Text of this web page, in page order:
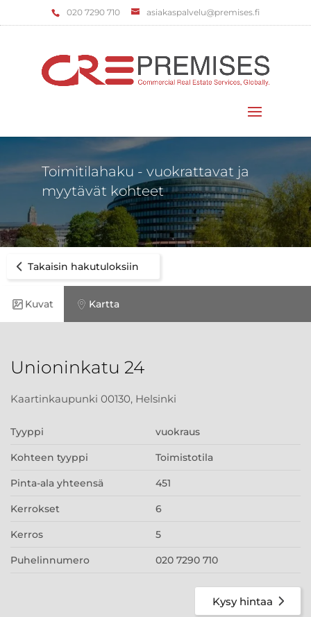
‌020 7290 710 asiakaspalvelu@premises.fi
Toimitilahaku - vuokrattavat ja
myytävät kohteet
Takaisin hakutuloksiin
Kuvat Kartta
Unioninkatu 24
Kaartinkaupunki 00130, Helsinki
Tyyppi vuokraus
Kohteen tyyppi Toimistotila
Pinta-ala yhteensä 451
Kerrokset 6
Kerros 5
Puhelinnumero 020 7290 710
Kysy hintaa